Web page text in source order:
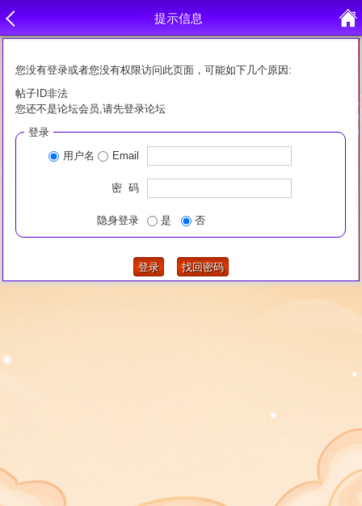
提示信息
您没有登录或者您没有权限访问此页面，可能如下几个原因:
帖子ID非法
您还不是论坛会员,请先登录论坛
登录
用户名
Email
密 码
隐身登录 是 否